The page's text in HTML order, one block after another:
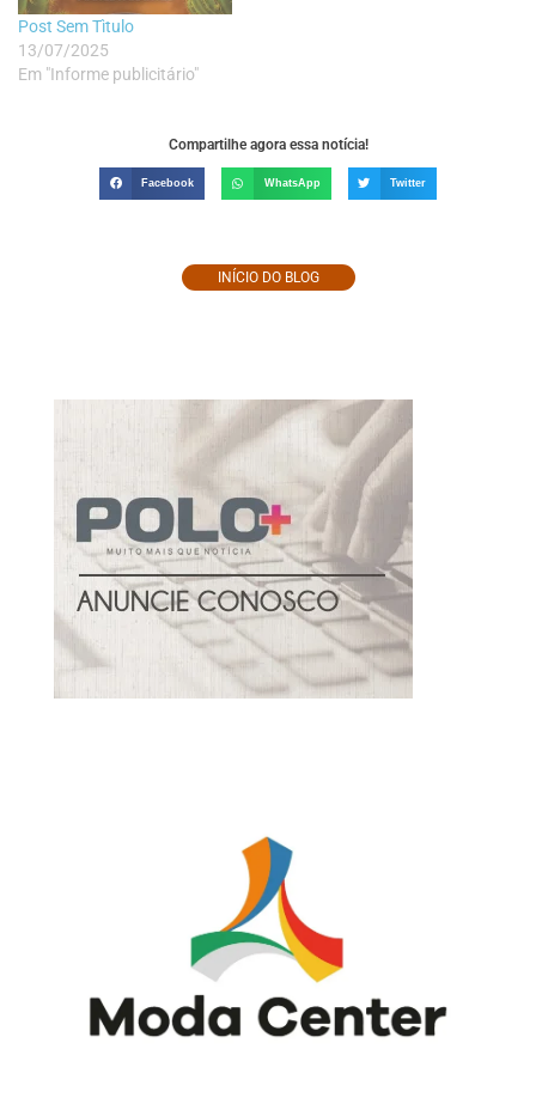
Post Sem Tìtulo
13/07/2025
Em "Informe publicitário"
Compartilhe agora essa notícia!
Facebook WhatsApp Twitter
INÍCIO DO BLOG